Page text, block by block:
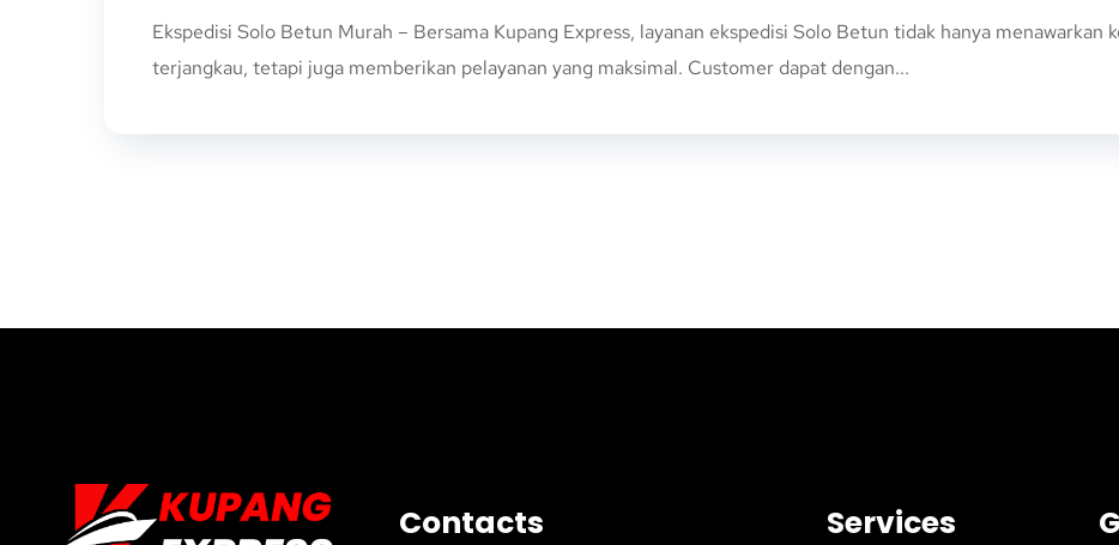
Ekspedisi Solo Betun Murah – Bersama Kupang Express, layanan ekspedisi Solo Betun tidak hanya menawarkan
terjangkau, tetapi juga memberikan pelayanan yang maksimal. Customer dapat dengan...
Contacts Services